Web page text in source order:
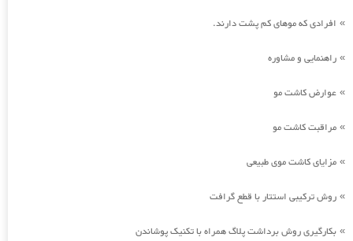
» افرادی که موهای کم پشت دارند.
» راهنمایی و مشاوره
» عوارض کاشت مو
» مراقبت کاشت مو
» مزایای کاشت موی طبیعی
» روش ترکیبی استتار با قطع گرافت
» بکارگیری روش برداشت پلاگ همراه با تکنیک پوشاندن